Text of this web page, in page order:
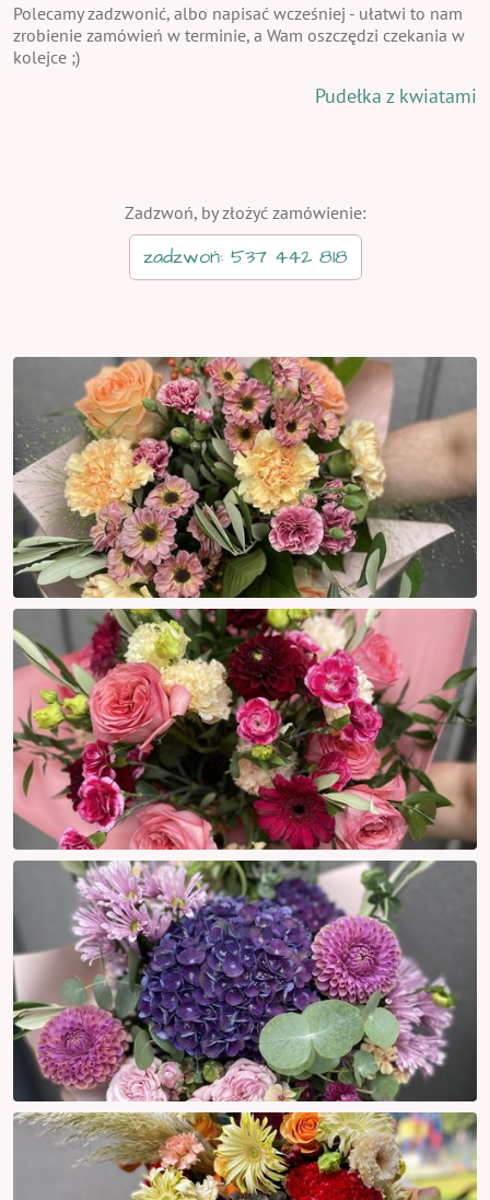
Polecamy zadzwonić, albo napisać wcześniej - ułatwi to nam
zrobienie zamówień w terminie, a Wam oszczędzi czekania w
kolejce ;)
Pudełka z kwiatami
Zadzwoń, by złożyć zamówienie:
zadzwoń: 537 442 818